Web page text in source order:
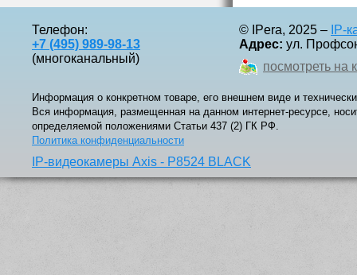
Телефон:
+7 (495) 989-98-13
(многоканальный)
© IPera, 2025 – IP-
Адрес: ул.
посмотреть на
Информация о конкретном товаре, его внешнем виде и
Вся информация, размещенная на данном интернет-ресурсе,
определяемой положениями Статьи 437 (2) ГК РФ.
Политика конфиденциальности
IP-видеокамеры Axis - P8524 BLACK